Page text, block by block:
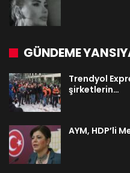
GÜNDEME
Trendyol
şirketlerin…
AYM, HDP’li